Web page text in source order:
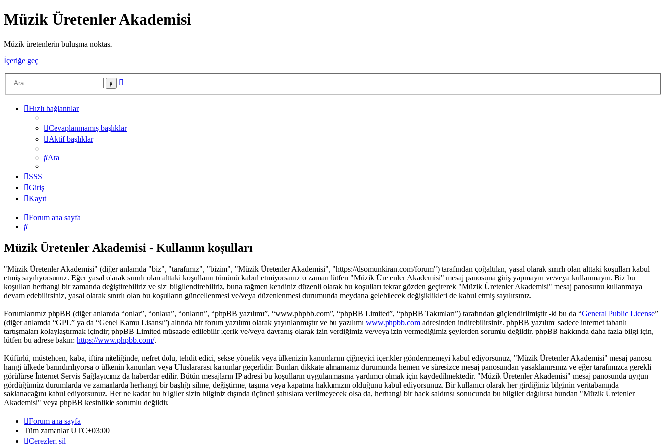
Müzik Üretenler Akademisi
Müzik üretenlerin buluşma noktası
İçeriğe geç
Ara
Hızlı bağlantılar
Cevaplanmamış başlıklar
Aktif başlıklar
Ara
SSS
Giriş
Kayıt
Forum ana sayfa
Ara
Müzik Üretenler Akademisi - Kullanım koşulları
"Müzik Üretenler Akademisi" (diğer anlamda "biz", "tarafımız", "bizim", "Müzik Üretenler Akademisi", "https://dsomunkiran.com/forum") tarafından çoğaltılan, yasal olarak sınırlı olan alttaki koşulları kabul
etmiş sayılıyorsunuz. Eğer yasal olarak sınırlı olan alttaki koşulların tümünü kabul etmiyorsanız o zaman lütfen "Müzik Üretenler Akademisi" mesaj panosuna giriş yapmayın ve/veya kullanmayın. Biz bu
koşulları herhangi bir zamanda değiştirebiliriz ve sizi bilgilendirebiliriz, buna rağmen kendiniz düzenli olarak bu koşulları tekrar gözden geçirerek "Müzik Üretenler Akademisi" mesaj panosunu kullanmaya
devam edebilirsiniz, yasal olarak sınırlı olan bu koşulların güncellenmesi ve/veya düzenlenmesi durumunda meydana gelebilecek değişiklikleri de kabul etmiş sayılırsınız.
Forumlarımız phpBB (diğer anlamda “onlar”, “onlara”, “onların”, “phpBB yazılımı”, “www.phpbb.com”, “phpBB Limited”, “phpBB Takımları”) tarafından güçlendirilmiştir -ki bu da “General Public License”
(diğer anlamda “GPL” ya da “Genel Kamu Lisansı”) altında bir forum yazılımı olarak yayınlanmıştır ve bu yazılımı www.phpbb.com adresinden indirebilirsiniz. phpBB yazılımı sadece internet tabanlı
tartışmaları kolaylaştırmak içindir; phpBB Limited müsaade edilebilir içerik ve/veya davranış olarak izin verdiğimiz ve/veya izin vermediğimiz şeylerden sorumlu değildir. phpBB hakkında daha fazla bilgi için,
lütfen bu adrese bakın: https://www.phpbb.com/.
Küfürlü, müstehcen, kaba, iftira niteliğinde, nefret dolu, tehdit edici, sekse yönelik veya ülkenizin kanunlarını çiğneyici içerikler göndermemeyi kabul ediyorsunuz, "Müzik Üretenler Akademisi" mesaj panosu
hangi ülkede barındırılıyorsa o ülkenin kanunları veya Uluslararası kanunlar geçerlidir. Bunları dikkate almamanız durumunda hemen ve süresizce mesaj panosundan yasaklanırsınız ve eğer tarafımızca gerekli
görülürse İnternet Servis Sağlayıcınız da haberdar edilir. Bütün mesajların IP adresi bu koşulların uygulanmasına yardımcı olmak için kaydedilmektedir. "Müzik Üretenler Akademisi" mesaj panosunda uygun
gördüğümüz durumlarda ve zamanlarda herhangi bir başlığı silme, değiştirme, taşıma veya kapatma hakkımızın olduğunu kabul ediyorsunuz. Bir kullanıcı olarak her girdiğiniz bilginin veritabanında
saklanacağını kabul ediyorsunuz. Her ne kadar bu bilgiler sizin bilginiz dışında üçüncü şahıslara verilmeyecek olsa da, herhangi bir hack saldırısı sonucunda bu bilgiler dağılırsa bundan "Müzik Üretenler
Akademisi" veya phpBB kesinlikle sorumlu değildir.
Forum ana sayfa
Tüm zamanlarUTC+03:00
Çerezleri sil